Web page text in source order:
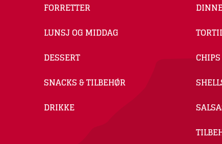
FORRETTER
LUNSJ OG MIDDAG
DESSERT
SNACKS & TILBEHØR
DRIKKE
CHIPS